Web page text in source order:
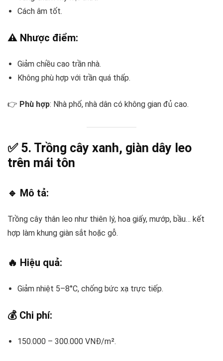
Cách âm tốt.
⚠️ Nhược điểm:
Giảm chiều cao trần nhà.
Không phù hợp với trần quá thấp.
👉 Phù hợp: Nhà phố, nhà dân có không gian đủ cao.
✅ 5. Trồng cây xanh, giàn dây leo
trên mái tôn
🔹 Mô tả:
Trồng cây thân leo như thiên lý, hoa giấy, mướp, bầu… kết
hợp làm khung giàn sắt hoặc gỗ.
🔥 Hiệu quả:
Giảm nhiệt 5–8°C, chống bức xạ trực tiếp.
💰 Chi phí:
150.000 – 300.000 VNĐ/m².